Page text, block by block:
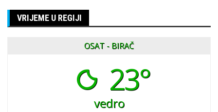
VRIJEME U REGIJI
OSAT - BIRAČ
23°
vedro